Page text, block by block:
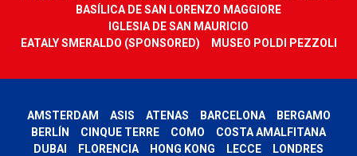
BASÍLICA DE SAN LORENZO MAGGIORE
IGLESIA DE SAN MAURICIO
EATALY SMERALDO (SPONSORED)
MUSEO POLDI PEZZOLI
AMSTERDAM ASIS ATENAS BARCELONA
BERGAMO
BERLÍN
CINQUE TERRE COMO
COSTA AMALFITANA
DUBAI
FLORENCIA HONG KONG LECCE
LONDRES